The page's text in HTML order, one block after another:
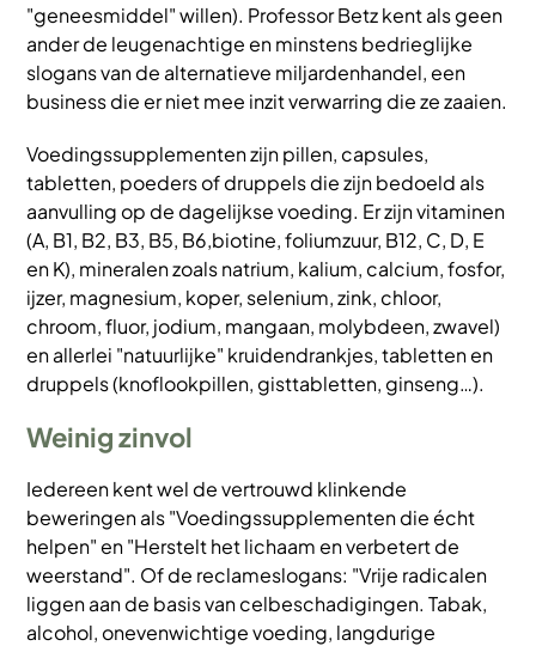
"geneesmiddel" willen). Professor Betz kent als geen
ander de leugenachtige en minstens bedrieglijke
slogans van de alternatieve miljardenhandel, een
business die er niet mee inzit verwarring die ze zaaien.
Voedingssupplementen zijn pillen, capsules,
tabletten, poeders of druppels die zijn bedoeld als
aanvulling op de dagelijkse voeding. Er zijn vitaminen
(A, B1, B2, B3, B5, B6,biotine, foliumzuur, B12, C, D, E
en K), mineralen zoals natrium, kalium, calcium, fosfor,
ijzer, magnesium, koper, selenium, zink, chloor,
chroom, fluor, jodium, mangaan, molybdeen, zwavel)
en allerlei "natuurlijke" kruidendrankjes, tabletten en
druppels (knoflookpillen, gisttabletten, ginseng…).
Weinig zinvol
Iedereen kent wel de vertrouwd klinkende
beweringen als "Voedingssupplementen die écht
helpen" en "Herstelt het lichaam en verbetert de
weerstand". Of de reclameslogans: "Vrije radicalen
liggen aan de basis van celbeschadigingen. Tabak,
alcohol, onevenwichtige voeding, langdurige